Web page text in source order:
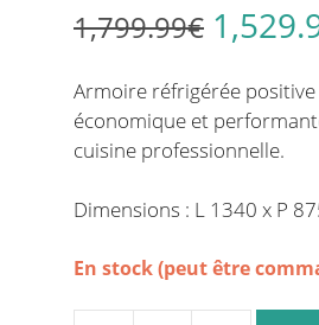
1,799.99€
Armoire réfrigérée
économique et
cuisine professionnelle.
Dimensions : L 1340 x P
En stock (peut être